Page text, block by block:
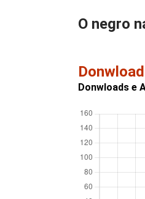
O negro
Donwloads e